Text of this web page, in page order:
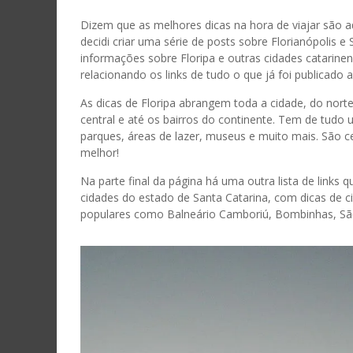
HARD ROCK CAFÉ GRAMADO: RESTAURANTE E
MUSEU DO ROCK
DIEGO M.
ROTEIRO DE 3 DIAS NA SERRA CATARINENSE
DIEGO M.,
ROTEIRO DE 4 DIAS EM BALNEÁRIO
DIEGO M.,
NOVO AEROPORTO DE FLORIANÓPOLIS:
O FLORIPA AIRPORT
DIEGO M.
ONDE FICAR EM FOZ DO IGUAÇÚ: DICAS DE
HOTÉIS
DIEGO M.
COMO É VOAR COM A AEROLINEAS
PARA BUENOS AIRES E MENDOZA
DIEGO M.
ROTEIRO DE 4 DIAS EM MENDOZA
DIEGO M., 11 DE JUNHO DE 2014
ROTEIRO DE 5 DIAS NO ATACAMA
DIEGO M., 16 DE MAIO DE 2018
SANTIAGO: UM PASSEIO NO TELEFÉRICO DO
DIEGO M. ,
ONDE SE HOSPEDAR EM MONTEVIDÉU: DICAS DE
DIEGO M. ,
DICA DE HOTEL EM NOVA YORK: EDISON HOTEL
DIEGO M. , 3 DE DEZEMBRO DE 2018
ROTEIRO DE 7 DIAS EM CANCUN E PLAYA DEL
DIEGO M. ,
CHIP DE CELULAR NA EUROPA: ITÁLIA, GRÉCIA E
DIEGO M. ,
UM PASSEIO NO CENTRO DE ROMA: AS
DIEGO M. , 27 DE OUTUBRO DE 2019
Dizem que as melhores dicas na hora de viajar são
decidi criar uma série de posts sobre Florianópolis
informações sobre Floripa e outras cidades
relacionando os links de tudo o que já foi publicado
As dicas de Floripa abrangem toda a cidade, do
central e até os bairros do continente. Tem de tudo
parques, áreas de lazer, museus e muito mais. São
melhor!
Na parte final da página há uma outra lista de links
cidades do estado de Santa Catarina, com dicas de
populares como Balneário Camboriú, Bombinhas,